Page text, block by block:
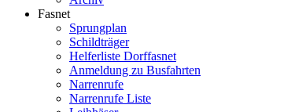
Fasnet
Sprungplan
Schildträger
Helferliste Dorffasnet
Anmeldung zu Busfahrten
Narrenrufe
Narrenrufe Liste